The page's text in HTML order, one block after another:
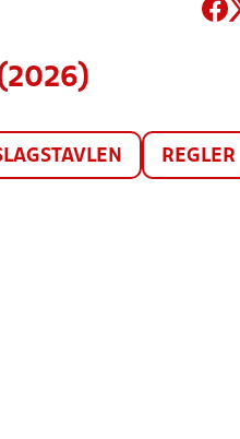
(2026)
REGLER